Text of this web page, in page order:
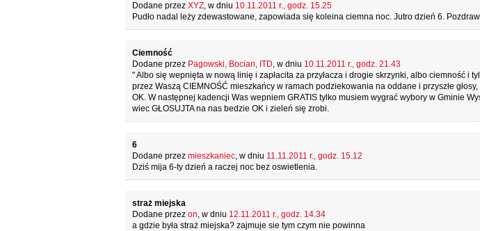
Dodane przez XYZ, w dniu 10.11.2011 r., godz. 15.25
Pudło nadal leży zdewastowane, zapowiada się koleina ciemna noc. Jutro dzień 6.
Ciemność
Dodane przez Pagowski, Bocian, ITD, w dniu 10.11.2011 r., godz. 21.43
" Albo się wepnięta w nową linię i zapłacita za przyłacza i drogie skrzynki, albo ciemność i
przez Waszą CIEMNOŚĆ mieszkańcy w ramach podziekowania na oddane i przyszłe głosy,
OK. W następnej kadencji Was wepniem GRATIS tylko musiem wygrać wybory w Gminie
wiec GŁOSUJTA na nas bedzie OK i zieleń się zrobi.
6
Dodane przez mieszkaniec, w dniu 11.11.2011 r., godz. 15.12
Dziś mija 6-ty dzień a raczej noc bez oswietlenia.
straż miejska
Dodane przez on, w dniu 12.11.2011 r., godz. 14.34
a gdzie była straż miejska? zajmuje sie tym czym nie powinna